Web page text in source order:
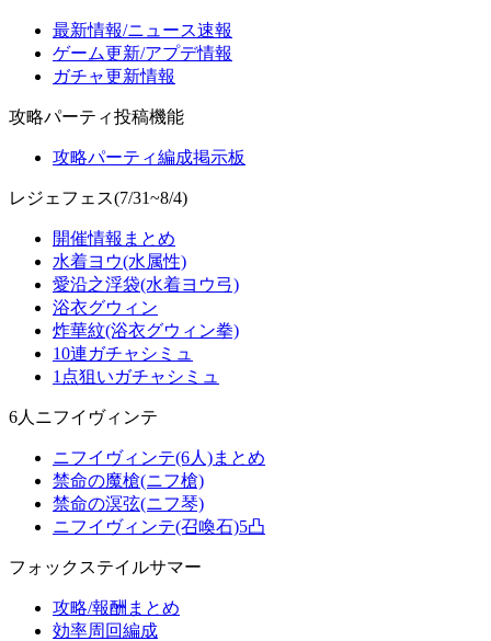
最新情報/ニュース速報
ゲーム更新/アプデ情報
ガチャ更新情報
攻略パーティ投稿機能
攻略パーティ編成掲示板
レジェフェス(7/31~8/4)
開催情報まとめ
水着ヨウ(水属性)
愛沿之浮袋(水着ヨウ弓)
浴衣グウィン
炸華紋(浴衣グウィン拳)
10連ガチャシミュ
1点狙いガチャシミュ
6人ニフイヴィンテ
ニフイヴィンテ(6人)まとめ
禁命の魔槍(ニフ槍)
禁命の溟弦(ニフ琴)
ニフイヴィンテ(召喚石)5凸
フォックステイルサマー
攻略/報酬まとめ
効率周回編成